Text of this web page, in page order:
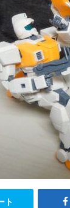
ト